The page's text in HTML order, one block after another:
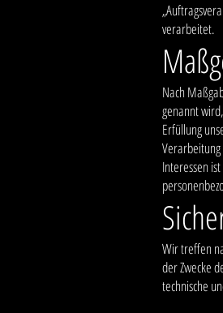
verarbeitet.
Nach
genannt
Erfüllung
Interessen
Wir treffen
der Zwecke
technische